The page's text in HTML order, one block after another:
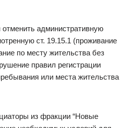
административную
ст. 19.15.1 (проживание
по месту жительства без
правил регистрации
или места жительства
из фракции “Новые